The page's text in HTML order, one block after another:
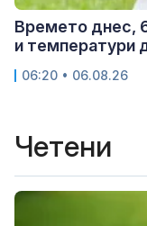
Времето днес,
и температури
06:20 • 06.08.26
Четени